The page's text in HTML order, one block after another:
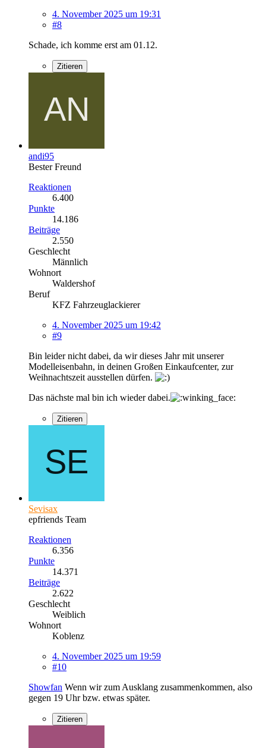
4. November 2025 um 19:31
#8
Schade, ich komme erst am 01.12.
Zitieren
andi95
Bester Freund
Reaktionen
6.400
Punkte
14.186
Beiträge
2.550
Geschlecht
Männlich
Wohnort
Waldershof
Beruf
KFZ Fahrzeuglackierer
4. November 2025 um 19:42
#9
Bin leider nicht dabei, da wir dieses Jahr mit unserer
Modelleisenbahn, in deinen Großen Einkaufcenter, zur
Weihnachtszeit ausstellen dürfen.
Das nächste mal bin ich wieder dabei.
Zitieren
Sevisax
epfriends Team
Reaktionen
6.356
Punkte
14.371
Beiträge
2.622
Geschlecht
Weiblich
Wohnort
Koblenz
4. November 2025 um 19:59
#10
Showfan Wenn wir zum Ausklang zusammenkommen, also
gegen 19 Uhr bzw. etwas später.
Zitieren